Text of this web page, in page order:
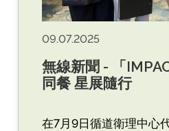
09.07.2025
無線新聞 - 「
同餐 星展隨行
在7月9日循道衛理中心